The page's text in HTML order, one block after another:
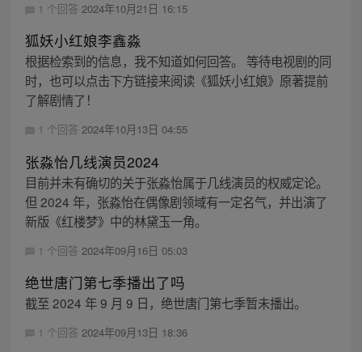
1 个回答 2024年10月21日 16:15
狐妖小红娘李鑫淼
根据检索到的信息，我不知道如何回答。 等待电视剧的同
时，也可以点击下方链接来阅读《狐妖小红娘》原著提前
了解剧情了！
1 个回答 2024年10月13日 04:55
张淼怡几线演员2024
目前并未有确切的关于张淼怡属于几线演员的权威定论。
但 2024 年，张淼怡在偶像剧领域有一定名气，并出演了
新版《红楼梦》中的林黛玉一角。
1 个回答 2024年09月16日 05:03
绝世唐门第七季播出了吗
截至 2024 年 9 月 9 日，绝世唐门第七季暂未播出。
1 个回答 2024年09月13日 18:36